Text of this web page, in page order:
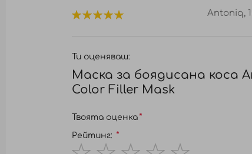
Antoniq,
Ти оценяваш:
Маска за боядисана коса
Color Filler Mask
Твоята оценка
Рейтинг: